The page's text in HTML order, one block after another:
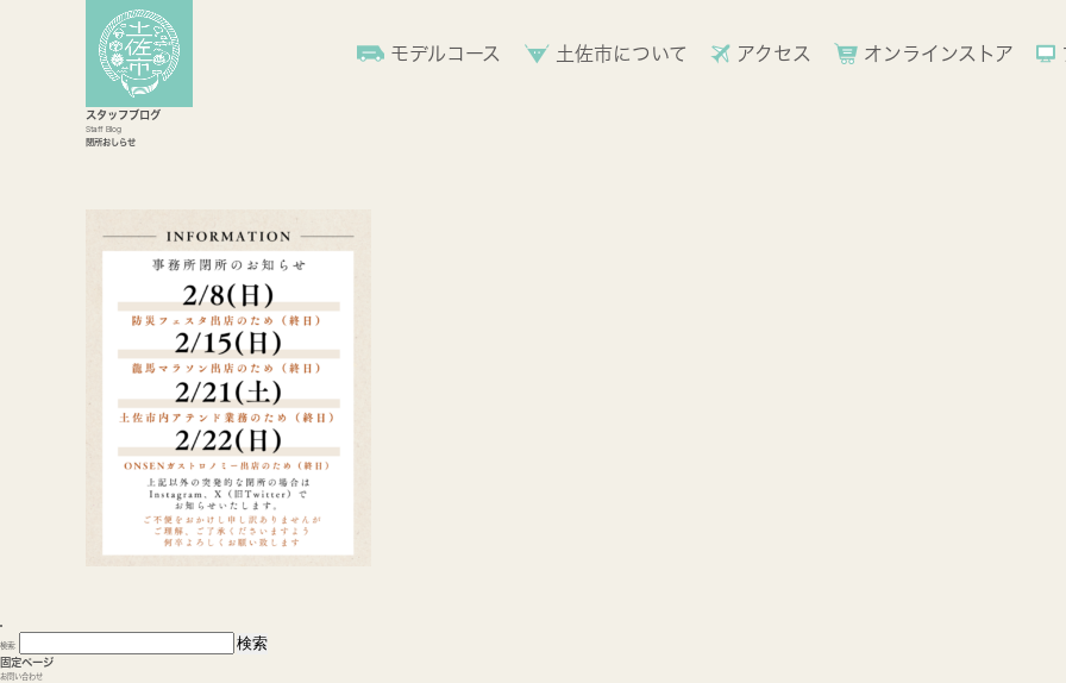
モデルコース 土佐市について アクセス オンラインストア
スタッフブログ
Staff Blog
閉所おしらせ
検索:
固定ページ
お問い合わせ